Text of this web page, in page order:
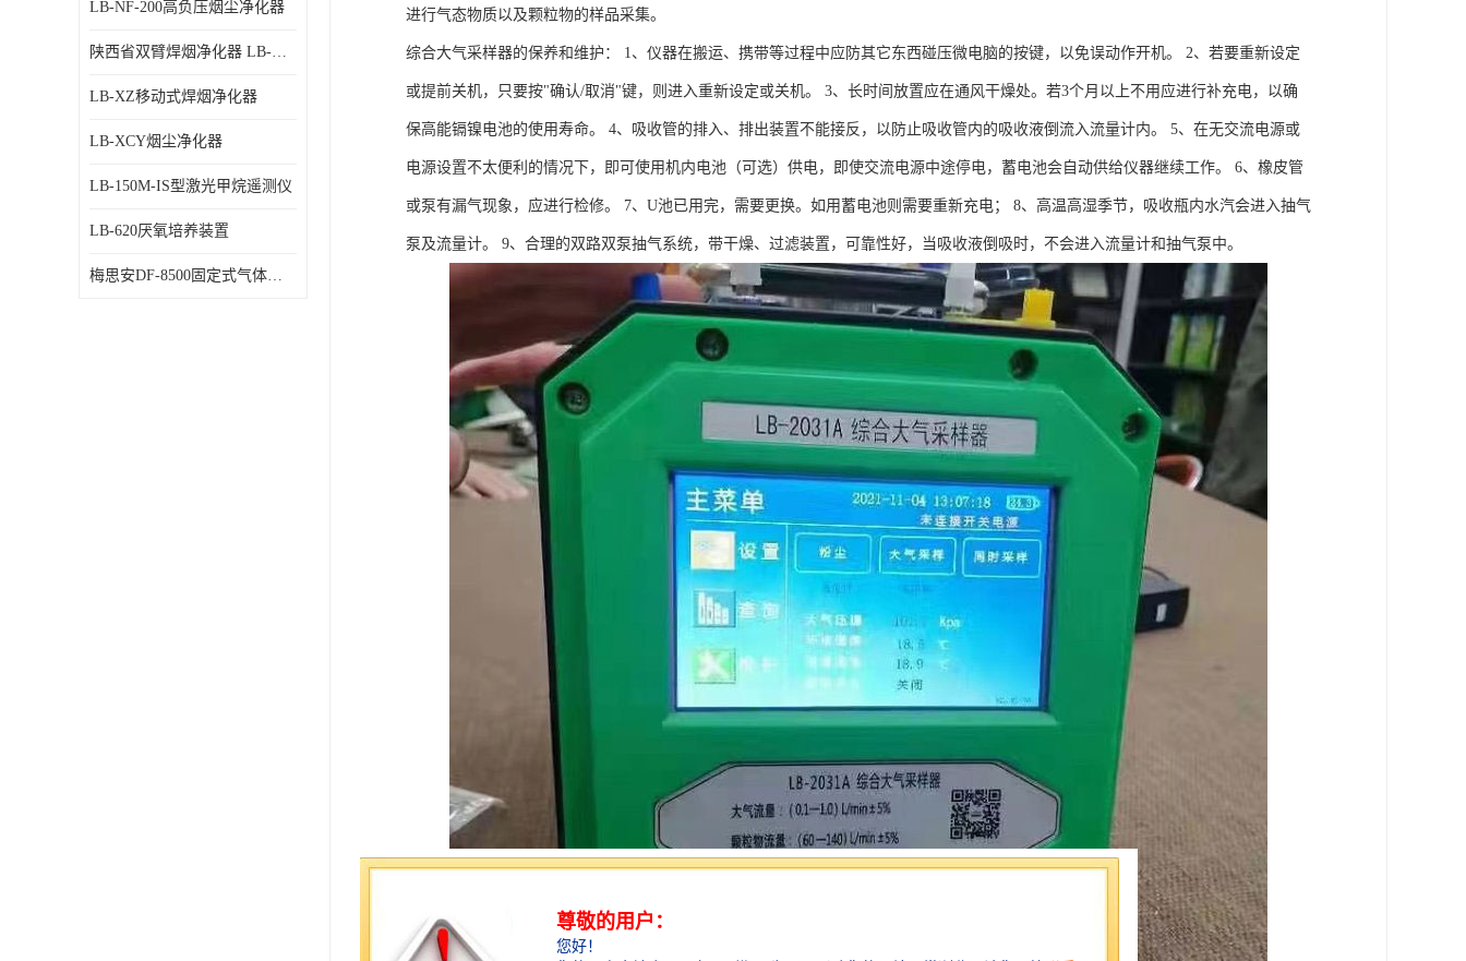
LB-NF-200高负压烟尘净化器
陕西省双臂焊烟净化器 LB-XZX
LB-XZ移动式焊烟净化器
LB-XCY烟尘净化器
LB-150M-IS型激光甲烷遥测仪
LB-620厌氧培养装置
梅思安DF-8500固定式气体检测仪
进行气态物质以及颗粒物的样品采集。
综合大气采样器的保养和维护： 1、仪器在搬运、携带等过程中应防其它东西碰压微电脑的按键，以免误动作开机。 2、若要重新设定
或提前关机，只要按"确认/取消"键，则进入重新设定或关机。 3、长时间放置应在通风干燥处。若3个月以上不用应进行补充电，以确
保高能镉镍电池的使用寿命。 4、吸收管的排入、排出装置不能接反，以防止吸收管内的吸收液倒流入流量计内。 5、在无交流电源或
电源设置不太便利的情况下，即可使用机内电池（可选）供电，即使交流电源中途停电，蓄电池会自动供给仪器继续工作。 6、橡皮管
或泵有漏气现象，应进行检修。 7、U池已用完，需要更换。如用蓄电池则需要重新充电； 8、高温高湿季节，吸收瓶内水汽会进入抽气
泵及流量计。 9、合理的双路双泵抽气系统，带干燥、过滤装置，可靠性好，当吸收液倒吸时，不会进入流量计和抽气泵中。